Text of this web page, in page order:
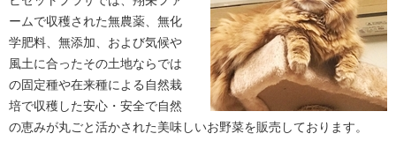
ームで収穫された無農薬、無化
学肥料、無添加、および気候や
風土に合ったその土地ならでは
の固定種や在来種による自然栽
培で収穫した安心・安全で自然
の恵みが丸ごと活かされた美味しいお野菜を販売しております。